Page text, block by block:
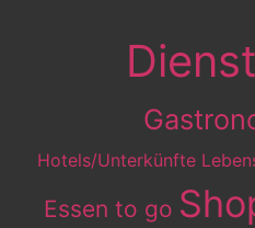
Hotels/Unterkünfte
Essen to go